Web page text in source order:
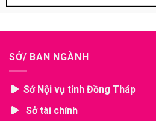
SỞ/ BAN NGÀNH
Sở Nội vụ tỉnh Đồng Tháp
Sở tài chính